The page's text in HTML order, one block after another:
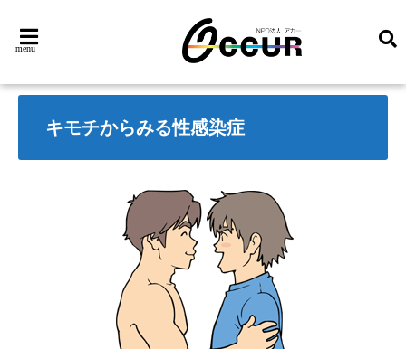
menu
キモチからみる性感染症